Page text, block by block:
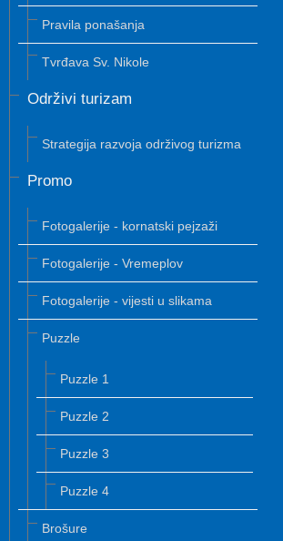
Pravila ponašanja
Tvrđava Sv. Nikole
Održivi turizam
Strategija razvoja održivog turizma
Promo
Fotogalerije - kornatski pejzaži
Fotogalerije - Vremeplov
Fotogalerije - vijesti u slikama
Puzzle
Puzzle 1
Puzzle 2
Puzzle 3
Puzzle 4
Brošure